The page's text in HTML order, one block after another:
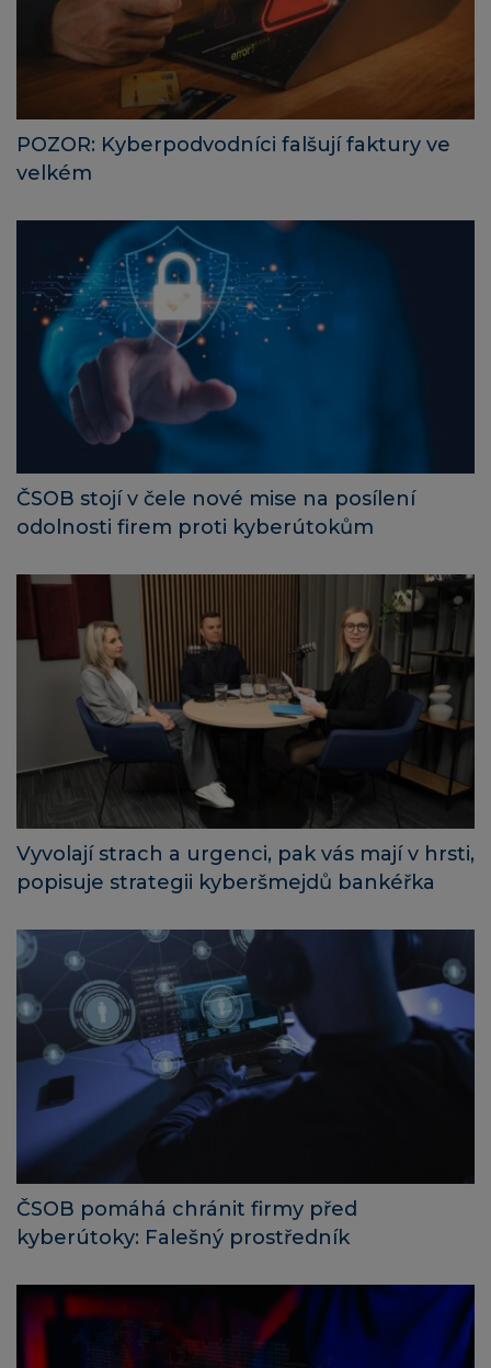
POZOR: Kyberpodvodníci falšují faktury ve
velkém
ČSOB stojí v čele nové mise na posílení
odolnosti firem proti kyberútokům
Vyvolají strach a urgenci, pak vás mají v hrsti,
popisuje strategii kyberšmejdů bankéřka
ČSOB pomáhá chránit firmy před
kyberútoky: Falešný prostředník